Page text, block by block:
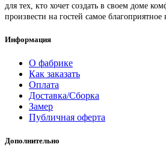
для тех, кто хочет создать в своем доме
произвести на гостей самое благоприятное
Информация
О фабрике
Как заказать
Оплата
Доставка/Сборка
Замер
Публичная оферта
Дополнительно